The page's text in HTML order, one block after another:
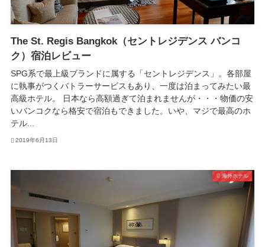
The St. Regis Bangkok（セントレジデンス バンコ
ク）宿泊レビュー
SPG系で最上級ブランドに属する「セントレジデンス」。各部屋
に執事がつくバトラーサービスもあり、一度は泊まってみたい最
高級ホテル。 日本なら高額過ぎて泊まれませんが・・・物価の安
いバンコクなら格安で宿泊もできました。いや、マジで最高のホ
テル...
2019年6月13日
海外ホテル